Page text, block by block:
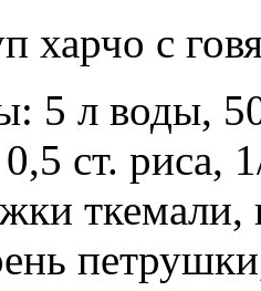
харчо с
5 л воды,
ст. риса,